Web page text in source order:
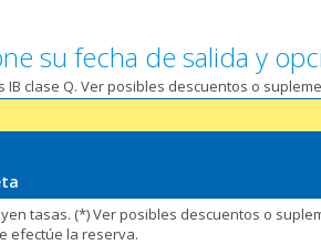
su fecha de salida y
IB clase Q. Ver posibles descuentos o
tasas. (*) Ver posibles descuentos o
efectúe la reserva.